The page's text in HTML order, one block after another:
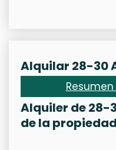
Alquilar 28-30
Alquiler de 28-
de la propiedad